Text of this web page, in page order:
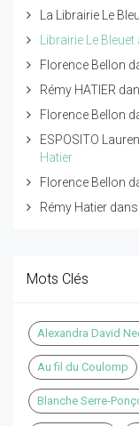
La Librairie Le
Librairie Le
Florence Bellon
Rémy HATIER
Florence Bellon
ESPOSITO
Hatier
Florence Bellon
Rémy Hatier dans
Mots Clés
Alexandra David
Au fil du Coulomp
Blanche Serre-